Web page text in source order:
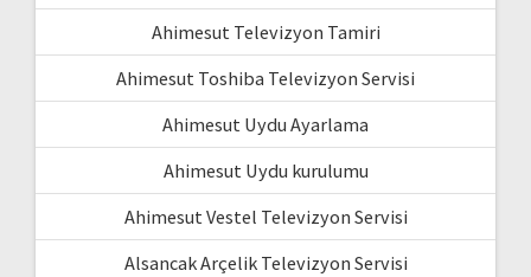
Ahimesut Televizyon Tamiri
Ahimesut Toshiba Televizyon Servisi
Ahimesut Uydu Ayarlama
Ahimesut Uydu kurulumu
Ahimesut Vestel Televizyon Servisi
Alsancak Arçelik Televizyon Servisi